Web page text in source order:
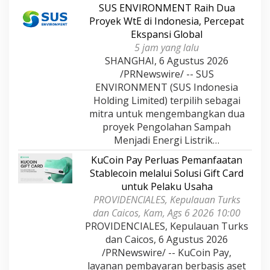
SUS ENVIRONMENT Raih Dua
Proyek WtE di Indonesia, Percepat
Ekspansi Global
5 jam yang lalu
SHANGHAI, 6 Agustus 2026
/PRNewswire/ -- SUS
ENVIRONMENT (SUS Indonesia
Holding Limited) terpilih sebagai
mitra untuk mengembangkan dua
proyek Pengolahan Sampah
Menjadi Energi Listrik…
KuCoin Pay Perluas Pemanfaatan
Stablecoin melalui Solusi Gift Card
untuk Pelaku Usaha
PROVIDENCIALES, Kepulauan Turks
dan Caicos, Kam, Ags 6 2026 10:00
PROVIDENCIALES, Kepulauan Turks
dan Caicos, 6 Agustus 2026
/PRNewswire/ -- KuCoin Pay,
layanan pembayaran berbasis aset